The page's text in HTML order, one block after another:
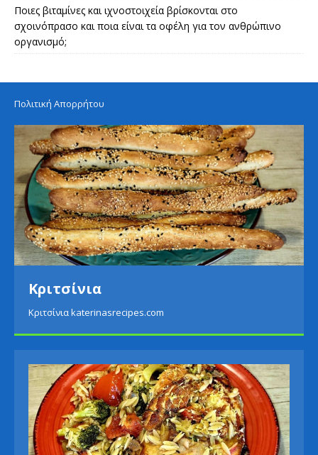
Ποιες βιταμίνες και ιχνοστοιχεία βρίσκονται στο
σχοινόπρασο και ποια είναι τα οφέλη για τον ανθρώπινο
οργανισμό;
Πολιτική Απορρήτου
Κριτσίνια
Κριτσίνια katerinasrecipes.com